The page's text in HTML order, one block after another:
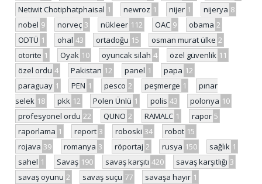
Netiwit Chotiphatphaisal 1 newroz 1 nijer 1 nijerya 8
nobel 9 norveç 3 nükleer 112 OAC 9 obama 2
ODTÜ 1 ohal 43 ortadoğu 15 osman murat ülke 2
otorite 1 Oyak 10 oyuncak silah 4 özel güvenlik 11
özel ordu 4 Pakistan 12 panel 1 papa 12
paraguay 1 PEN 1 pesco 2 peşmerge 1
pınar
selek 18 pkk 12 Polen Ünlü 1 polis 43 polonya 10
profesyonel ordu 22 QUNO 2 RAMALC 1 rapor 5
raporlama 1 report 3 roboski 34 robot 15
rojava 39 romanya 3 röportaj 2 rusya 150 sağlık 1
sahel 1 Savaş 190 savaş karşıtı 420 savaş karşıtlığı 3
savaş oyunu 2 savaş suçu 77 savaşa hayır 1